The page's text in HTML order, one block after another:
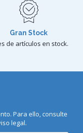
Gran Stock
de artículos en stock.
Para ello, consulte
legal.